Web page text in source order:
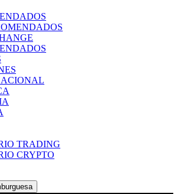
TRADING
CRYPTO